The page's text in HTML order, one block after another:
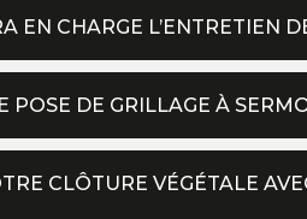
EN CHARGE L’ENTRETIEN
POSE DE GRILLAGE À
CLÔTURE VÉGÉTALE